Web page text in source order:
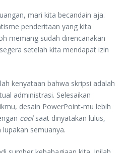
mari kita becandain aja.
penderitaan yang kita
memang sudah direncanakan
setelah kita mendapat izin
kenyataan bahwa skripsi adalah
administrasi. Selesaikan
desain PowerPoint-mu lebih
coolsaat dinyatakan lulus,
semuanya.